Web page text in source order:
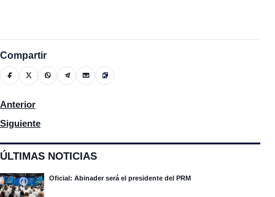
ÚLTIMAS NOTICIAS
Oficial: Abinader será el presidente del PRM
Compartir
Artículo anterior: Canarias llama a la calma luego de tres
Anterior
Artículo siguiente: ¿Cómo identificar y ayudar a alguien en una
Siguiente